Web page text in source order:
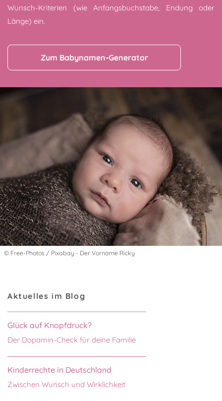
Wunsch-Kriterien (wie Anfangsbuchstabe, Endung oder
Länge) ein.
Zum Babynamen-Generator
© Free-Photos / Pixabay - Der Vorname Ricky
Aktuelles im Blog
Glück auf Knopfdruck?
Der Dopamin-Check für deine Familie
Kinderrechte in Deutschland
Zwischen Wunsch und Wirklichkeit